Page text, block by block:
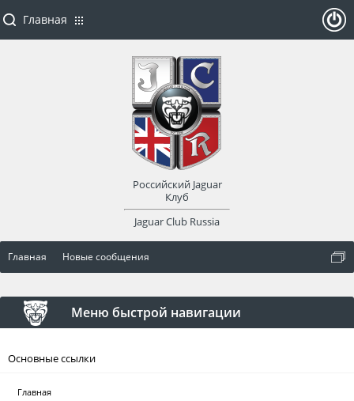
Главная Новые сообщения
Меню быстрой навигации
Основные ссылки
Главная
Главная
Российский Jaguar
Клуб
Jaguar Club Russia
оват